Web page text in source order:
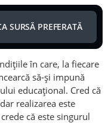
SURSĂ PREFERATĂ
în care, la fiecare
să-şi impună
educaţional. Cred că
realizarea este
că este singurul